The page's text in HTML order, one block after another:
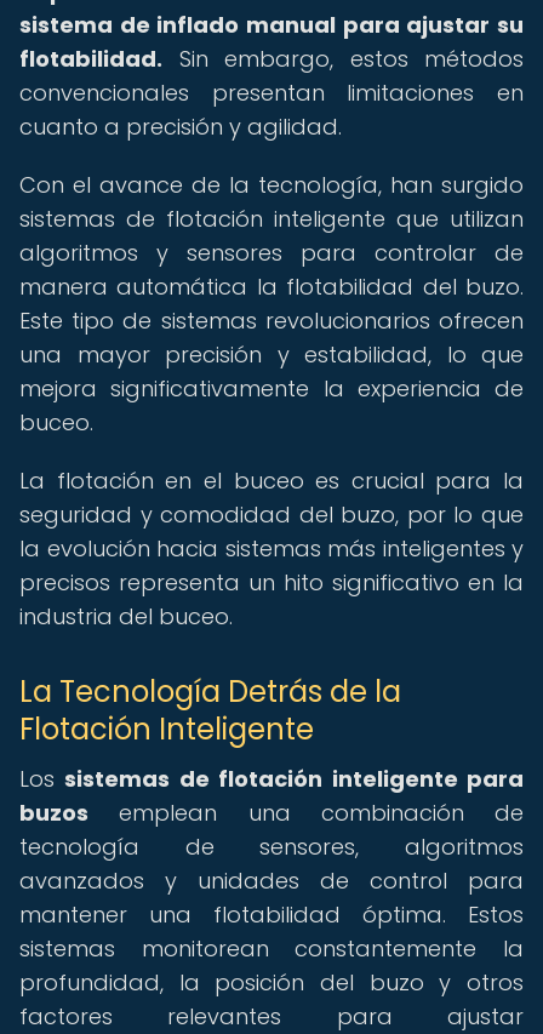
sistema de inflado manual para ajustar su
flotabilidad. Sin embargo, estos métodos
convencionales presentan limitaciones en
cuanto a precisión y agilidad.
Con el avance de la tecnología, han surgido
sistemas de flotación inteligente que utilizan
algoritmos y sensores para controlar de
manera automática la flotabilidad del buzo.
Este tipo de sistemas revolucionarios ofrecen
una mayor precisión y estabilidad, lo que
mejora significativamente la experiencia de
buceo.
La flotación en el buceo es crucial para la
seguridad y comodidad del buzo, por lo que
la evolución hacia sistemas más inteligentes y
precisos representa un hito significativo en la
industria del buceo.
La Tecnología Detrás de la
Flotación Inteligente
Lossistemas de flotación inteligente para
buzos emplean una combinación de
tecnología de sensores, algoritmos
avanzados y unidades de control para
mantener una flotabilidad óptima. Estos
sistemas monitorean constantemente la
profundidad, la posición del buzo y otros
factores relevantes para ajustar